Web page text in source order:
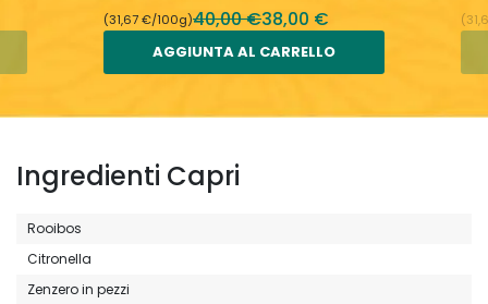
(31,67 €/100g)40,00 €38,00 €
AGGIUNTA AL CARRELLO
Ingredienti Capri
Rooibos
Citronella
Zenzero in pezzi